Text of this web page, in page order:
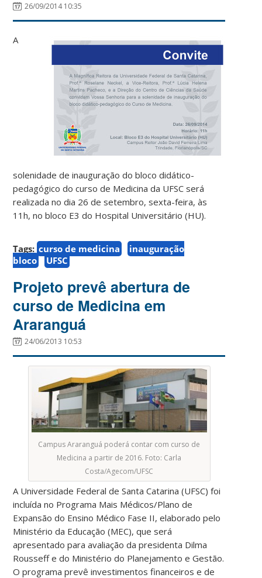
26/09/2014 10:35
A
solenidade de inauguração do bloco didático-
pedagógico do curso de Medicina da UFSC será
realizada no dia 26 de setembro, sexta-feira, às
11h, no bloco E3 do Hospital Universitário (HU).
Tags: curso de medicina
inauguração
bloco
UFSC
Projeto prevê abertura de
curso de Medicina em
Araranguá
24/06/2013 10:53
Campus Araranguá poderá contar com curso de
Medicina a partir de 2016. Foto: Carla
Costa/Agecom/UFSC
A Universidade Federal de Santa Catarina (UFSC) foi
incluída no Programa Mais Médicos/Plano de
Expansão do Ensino Médico Fase II, elaborado pelo
Ministério da Educação (MEC), que será
apresentado para avaliação da presidenta Dilma
Rousseff e do Ministério do Planejamento e Gestão.
O programa prevê investimentos financeiros e de